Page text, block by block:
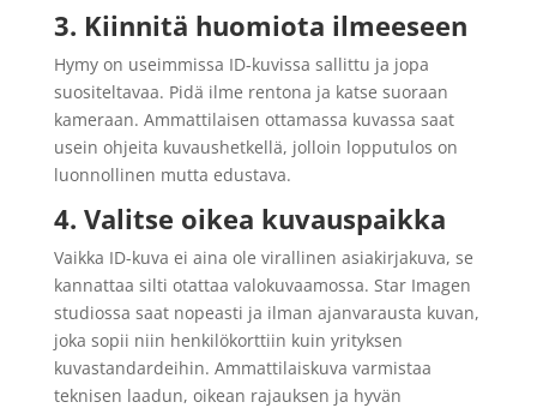
3. Kiinnitä huomiota ilmeeseen
Hymy on useimmissa ID-kuvissa sallittu ja jopa
suositeltavaa. Pidä ilme rentona ja katse suoraan
kameraan. Ammattilaisen ottamassa kuvassa saat
usein ohjeita kuvaushetkellä, jolloin lopputulos on
luonnollinen mutta edustava.
4. Valitse oikea kuvauspaikka
Vaikka ID-kuva ei aina ole virallinen asiakirjakuva, se
kannattaa silti otattaa valokuvaamossa. Star Imagen
studiossa saat nopeasti ja ilman ajanvarausta kuvan,
joka sopii niin henkilökorttiin kuin yrityksen
kuvastandardeihin. Ammattilaiskuva varmistaa
teknisen laadun, oikean rajauksen ja hyvän